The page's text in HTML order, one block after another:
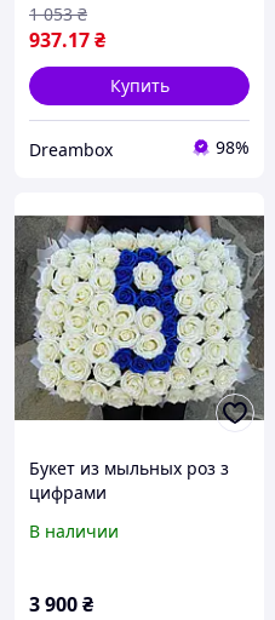
937.17₴
1 053 ₴
Купить
Dreambox 98%
Букет из мыльных роз з
цифрами
В наличии
3 900₴